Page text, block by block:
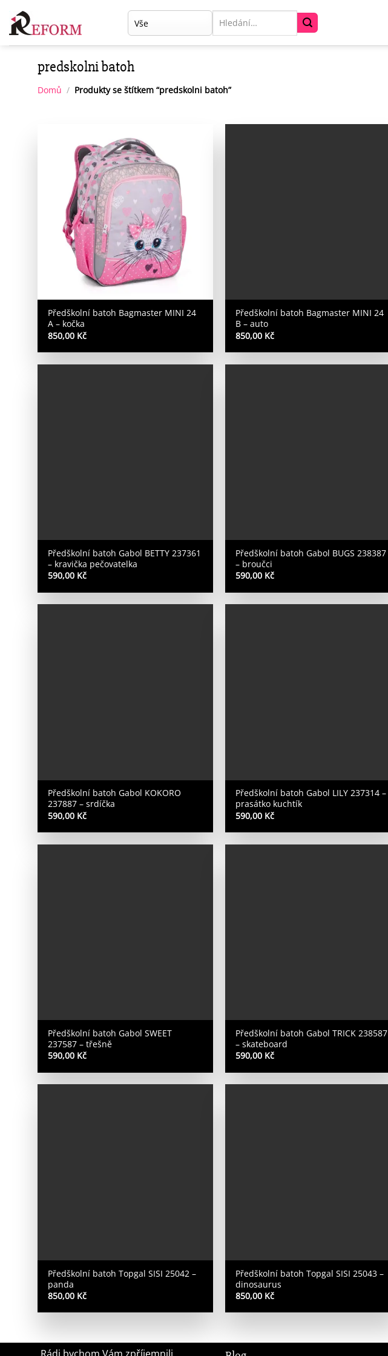
obsah
Hledat:
predskolni batoh
Domů / Produkty se štítkem “predskolni batoh”
Předškolní batoh Bagmaster MINI 24
A – kočka
850,00 Kč
Předškolní batoh Bagmaster MINI 24
B – auto
850,00 Kč
Předškolní batoh Gabol BETTY 237361
– kravička pečovatelka
590,00 Kč
Předškolní batoh Gabol BUGS 238387
– broučci
590,00 Kč
Předškolní batoh Gabol KOKORO
237887 – srdíčka
590,00 Kč
Předškolní batoh Gabol LILY 237314 –
prasátko kuchtík
590,00 Kč
Předškolní batoh Gabol SWEET
237587 – třešně
590,00 Kč
Předškolní batoh Gabol TRICK 238587
– skateboard
590,00 Kč
Předškolní batoh Topgal SISI 25042 –
panda
850,00 Kč
Předškolní batoh Topgal SISI 25043 –
dinosaurus
850,00 Kč